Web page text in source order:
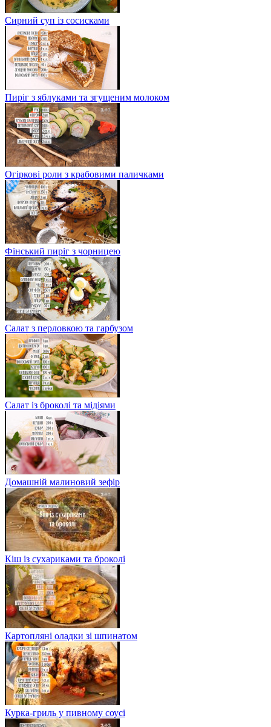
Сирний суп із сосисками
Пиріг з яблуками та згущеним молоком
Огіркові роли з крабовими паличками
Фінський пиріг з чорницею
Салат з перловкою та гарбузом
Салат із броколі та мідіями
Домашній малиновий зефір
Кіш із сухариками та броколі
Картопляні оладки зі шпинатом
Курка-гриль у пивному соусі